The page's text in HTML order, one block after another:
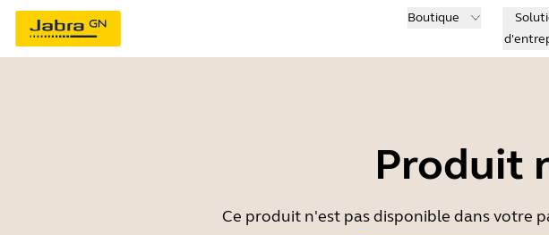
Boutique
Produit
Ce produit n'est pas disponible dans votre